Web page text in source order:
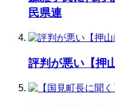
民県連
評判が悪い【押